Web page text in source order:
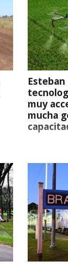
Esteban
muy
mucha